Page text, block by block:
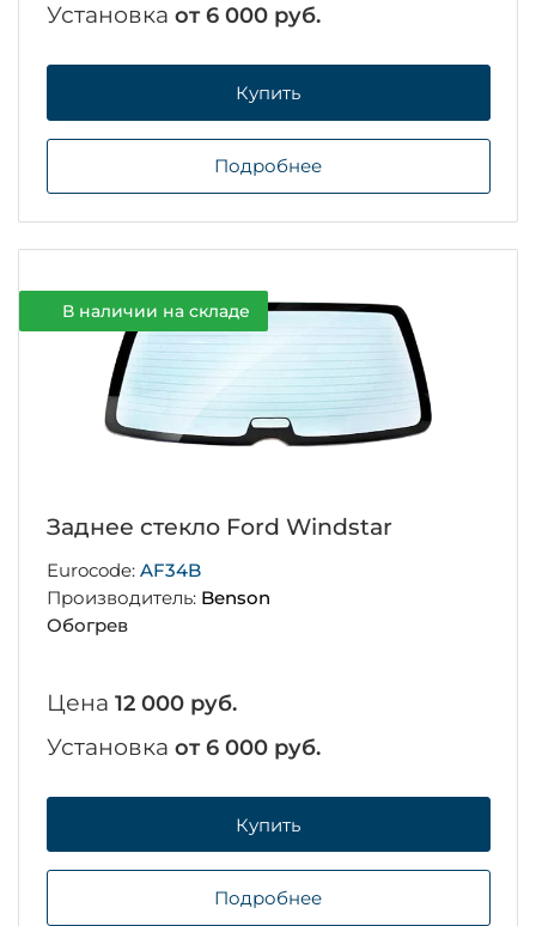
Установка от 6 000 руб.
Купить
Подробнее
В наличии на складе
Заднее стекло Ford Windstar
Eurocode: AF34B
Производитель: Benson
Обогрев
Цена 12 000 руб.
Установка от 6 000 руб.
Купить
Подробнее